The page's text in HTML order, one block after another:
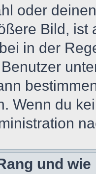
oder
Bild, ist
in der
Wenn du
und